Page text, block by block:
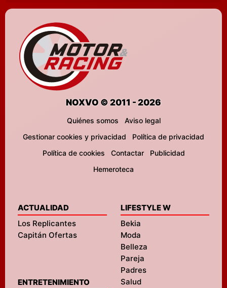
NOXVO © 2011 - 2026
Quiénes somos
Aviso legal
Gestionar cookies y privacidad
Política de privacidad
Política de cookies
Contactar
Publicidad
Hemeroteca
ACTUALIDAD
Los Replicantes
Capitán Ofertas
ENTRETENIMIENTO
LIFESTYLE W
Bekia
Moda
Belleza
Pareja
Padres
Salud